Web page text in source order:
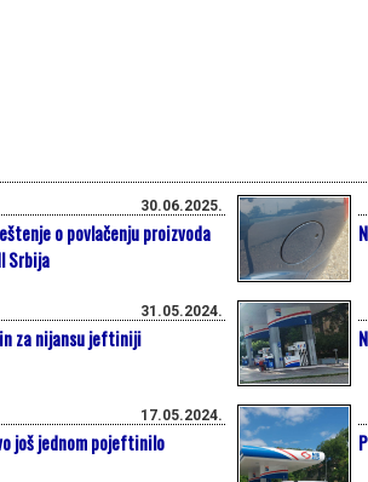
30.06.2025.
o povlačenju proizvoda
Srbija
31.05.2024.
za nijansu jeftiniji
17.05.2024.
još jednom pojeftinilo